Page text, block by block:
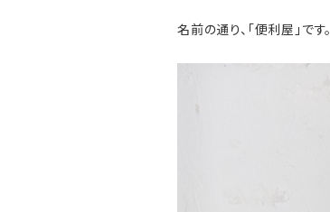
名前の通り、「便利屋」です。